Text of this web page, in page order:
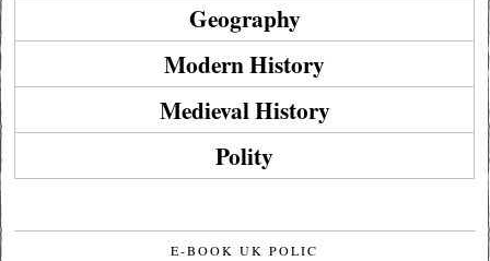
Geography
Modern History
Medieval History
Polity
E-BOOK UK POLIC